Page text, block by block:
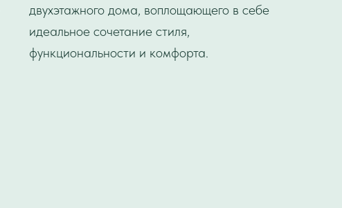
двухэтажного дома, воплощающего в себе
идеальное сочетание стиля,
функциональности и комфорта.